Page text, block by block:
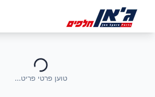
טוען פרטי פריט...